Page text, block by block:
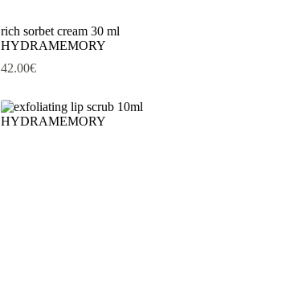
rich sorbet cream 30 ml
HYDRAMEMORY
42.00€